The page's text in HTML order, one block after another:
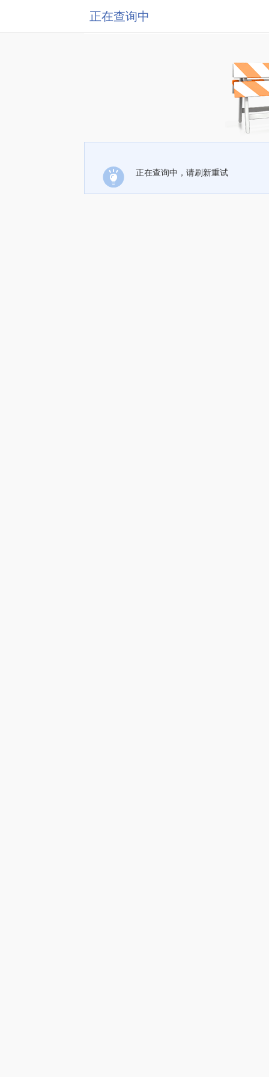
正在查询中
正在查询中，请刷新重试